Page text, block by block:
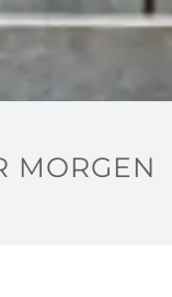
MORGEN